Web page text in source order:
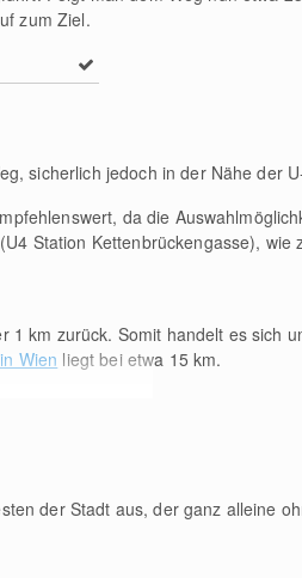
zum Ziel.
sicherlich jedoch in der Nähe der
da die
Station Kettenbrückengasse), wie
1km zurück. Somit handelt es sich
Wien liegt bei etwa 15 km.
der Stadt aus, der ganz alleine